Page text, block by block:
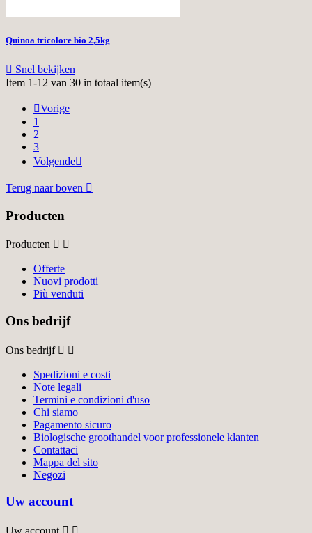
Quinoa tricolore bio 2,5kg
 Snel bekijken
Item 1-12 van 30 in totaal item(s)
Vorige
1
2
3
Volgende
Terug naar boven 
Producten
Producten  
Offerte
Nuovi prodotti
Più venduti
Ons bedrijf
Ons bedrijf  
Spedizioni e costi
Note legali
Termini e condizioni d'uso
Chi siamo
Pagamento sicuro
Biologische groothandel voor professionele klanten
Contattaci
Mappa del sito
Negozi
Uw account